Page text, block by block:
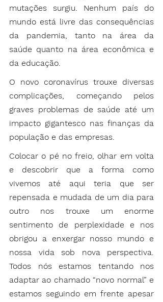
mutações surgiu. Nenhum país do
mundo está livre das consequências
da pandemia, tanto na área da
saúde quanto na área econômica e
da educação.
O novo coronavírus trouxe diversas
complicações, começando pelos
graves problemas de saúde até um
impacto gigantesco nas finanças da
população e das empresas.
Colocar o pé no freio, olhar em volta
e descobrir que a forma como
vivemos até aqui teria que ser
repensada e mudada de um dia para
outro nos trouxe um enorme
sentimento de perplexidade e nos
obrigou a enxergar nosso mundo e
nossa vida sob nova perspectiva.
Todos nós estamos tentando nos
adaptar ao chamado “novo normal” e
estamos seguindo em frente apesar